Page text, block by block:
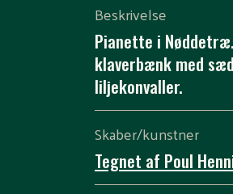
Beskrivelse
Pianette i
klaverbænk med
liljekonvaller.
Skaber/kunstner
Tegnet af Poul